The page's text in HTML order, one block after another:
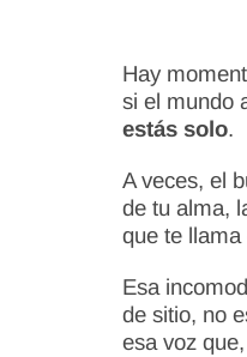
Hay
si el mundo
estás solo.
A veces, el
de tu alma,
que te
Esa
de sitio, no
esa voz